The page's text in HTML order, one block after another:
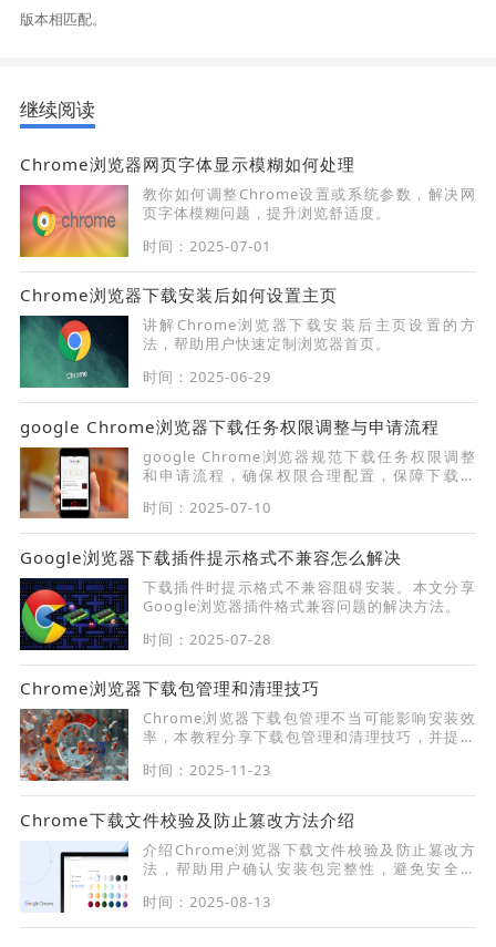
版本相匹配。
继续阅读
Chrome浏览器网页字体显示模糊如何处理
教你如何调整Chrome设置或系统参数，解决网
页字体模糊问题，提升浏览舒适度。
时间：2025-07-01
Chrome浏览器下载安装后如何设置主页
讲解Chrome浏览器下载安装后主页设置的方
法，帮助用户快速定制浏览器首页。
时间：2025-06-29
google Chrome浏览器下载任务权限调整与申请流程
google Chrome浏览器规范下载任务权限调整
和申请流程，确保权限合理配置，保障下载安
时间：2025-07-10
Google浏览器下载插件提示格式不兼容怎么解决
下载插件时提示格式不兼容阻碍安装。本文分享
Google浏览器插件格式兼容问题的解决方法。
时间：2025-07-28
Chrome浏览器下载包管理和清理技巧
Chrome浏览器下载包管理不当可能影响安装效
率，本教程分享下载包管理和清理技巧，并提供
全。
时间：2025-11-23
Chrome下载文件校验及防止篡改方法介绍
介绍Chrome浏览器下载文件校验及防止篡改方
法，帮助用户确认安装包完整性，避免安全风
时间：2025-08-13